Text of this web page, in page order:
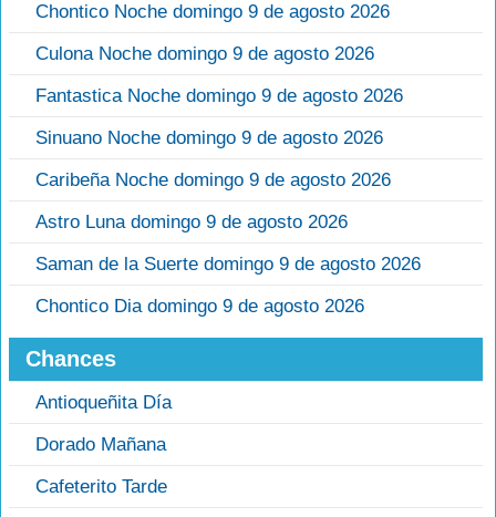
Chontico Noche domingo 9 de agosto 2026
Culona Noche domingo 9 de agosto 2026
Fantastica Noche domingo 9 de agosto 2026
Sinuano Noche domingo 9 de agosto 2026
Caribeña Noche domingo 9 de agosto 2026
Astro Luna domingo 9 de agosto 2026
Saman de la Suerte domingo 9 de agosto 2026
Chontico Dia domingo 9 de agosto 2026
Chances
Antioqueñita Día
Dorado Mañana
Cafeterito Tarde